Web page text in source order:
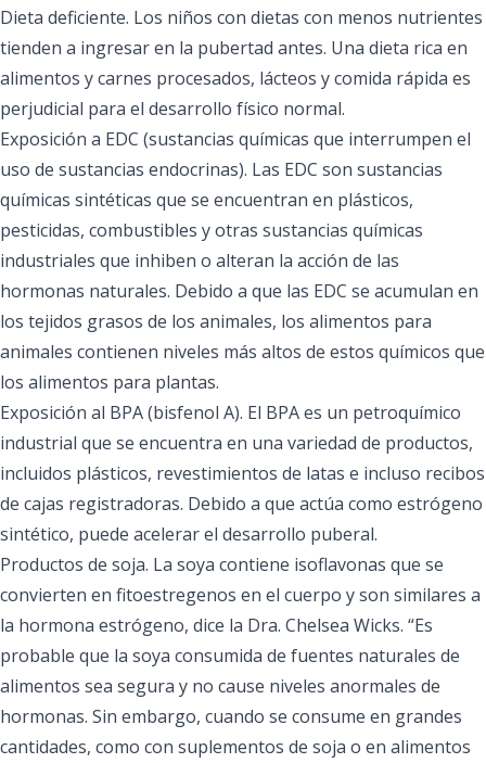
Dieta deficiente. Los niños con dietas con menos nutrientes
tienden a ingresar en la pubertad antes. Una dieta rica en
alimentos y carnes procesados, lácteos y comida rápida es
perjudicial para el desarrollo físico normal.
Exposición a EDC (sustancias químicas que interrumpen el
uso de sustancias endocrinas). Las EDC son sustancias
químicas sintéticas que se encuentran en plásticos,
pesticidas, combustibles y otras sustancias químicas
industriales que inhiben o alteran la acción de las
hormonas naturales. Debido a que las EDC se acumulan en
los tejidos grasos de los animales, los alimentos para
animales contienen niveles más altos de estos químicos que
los alimentos para plantas.
Exposición al BPA (bisfenol A). El BPA es un petroquímico
industrial que se encuentra en una variedad de productos,
incluidos plásticos, revestimientos de latas e incluso recibos
de cajas registradoras. Debido a que actúa como estrógeno
sintético, puede acelerar el desarrollo puberal.
Productos de soja. La soya contiene isoflavonas que se
convierten en fitoestregenos en el cuerpo y son similares a
la hormona estrógeno, dice la Dra. Chelsea Wicks. “Es
probable que la soya consumida de fuentes naturales de
alimentos sea segura y no cause niveles anormales de
hormonas. Sin embargo, cuando se consume en grandes
cantidades, como con suplementos de soja o en alimentos